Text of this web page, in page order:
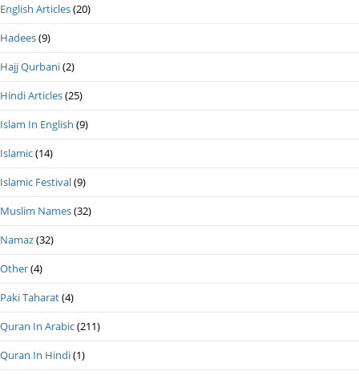
English Articles(20)
Hadees(9)
Hajj Qurbani(2)
Hindi Articles(25)
Islam In English (9)
Islamic(14)
Islamic Festival(9)
Muslim Names(32)
Namaz(32)
Other(4)
Paki Taharat(4)
Quran In Arabic(211)
Quran In Hindi(1)